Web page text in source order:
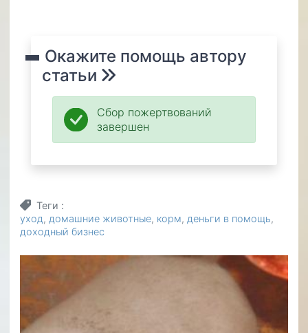
Окажите помощь автору
статьи
Сбор пожертвований
завершен
Теги
уход
домашние животные корм деньги в помощь
доходный бизнес